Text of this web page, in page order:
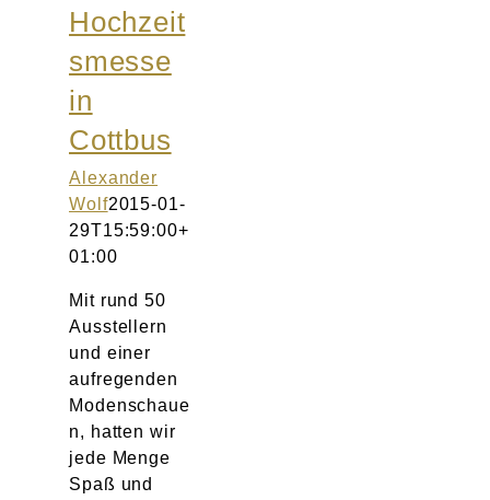
Hochzeit
smesse
in
Cottbus
Alexander
Wolf2015-01-
29T15:59:00+
01:00
Mit rund 50
Ausstellern
und einer
aufregenden
Modenschaue
n, hatten wir
jede Menge
Spaß und